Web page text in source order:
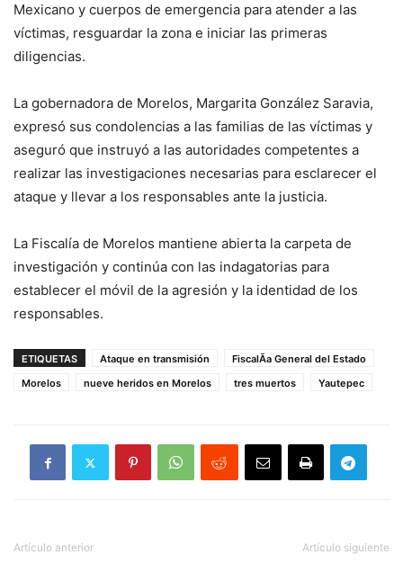
Mexicano y cuerpos de emergencia para atender a las
víctimas, resguardar la zona e iniciar las primeras
diligencias.
La gobernadora de Morelos, Margarita González Saravia,
expresó sus condolencias a las familias de las víctimas y
aseguró que instruyó a las autoridades competentes a
realizar las investigaciones necesarias para esclarecer el
ataque y llevar a los responsables ante la justicia.
La Fiscalía de Morelos mantiene abierta la carpeta de
investigación y continúa con las indagatorias para
establecer el móvil de la agresión y la identidad de los
responsables.
ETIQUETAS Ataque en transmisión
FiscalÃ­a General del Estado
Morelos
nueve heridos en Morelos tres muertos Yautepec
Artículo anterior Artículo siguiente